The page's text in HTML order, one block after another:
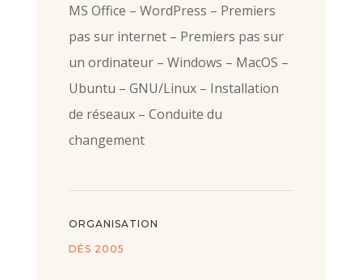
MS Office – WordPress – Premiers
pas sur internet – Premiers pas sur
un ordinateur – Windows – MacOS –
Ubuntu – GNU/Linux – Installation
de réseaux – Conduite du
changement
ORGANISATION
DÉS 2005